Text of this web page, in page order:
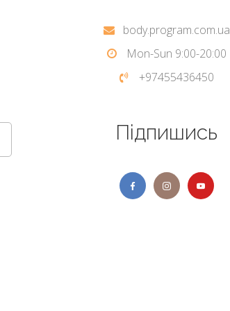
body.program.com.ua
Mon-Sun 9:00-20:00
+97455436450
Підпишись